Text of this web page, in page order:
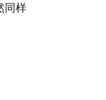
同样